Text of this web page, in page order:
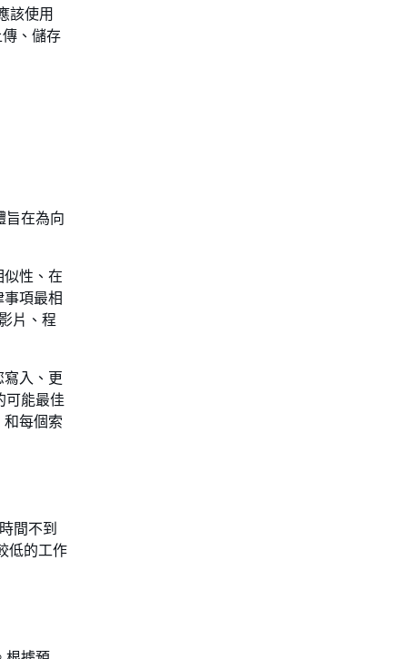
該使用
、儲存
旨在為向
性、在
項最相
片、程
入、更
可能最佳
每個索
間不到
低的工作